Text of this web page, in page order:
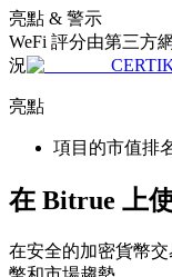
包含交易情況
亮點 & 警示
WeFi 評分由第三方
況
亮點
項目的市值排
在 Bitrue 上
在安全的加密貨幣